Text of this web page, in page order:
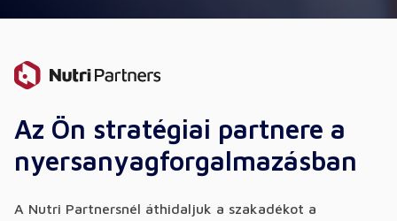
Az Ön stratégiai partnere a
nyersanyagforgalmazásban
A Nutri Partnersnél áthidaljuk a szakadékot a